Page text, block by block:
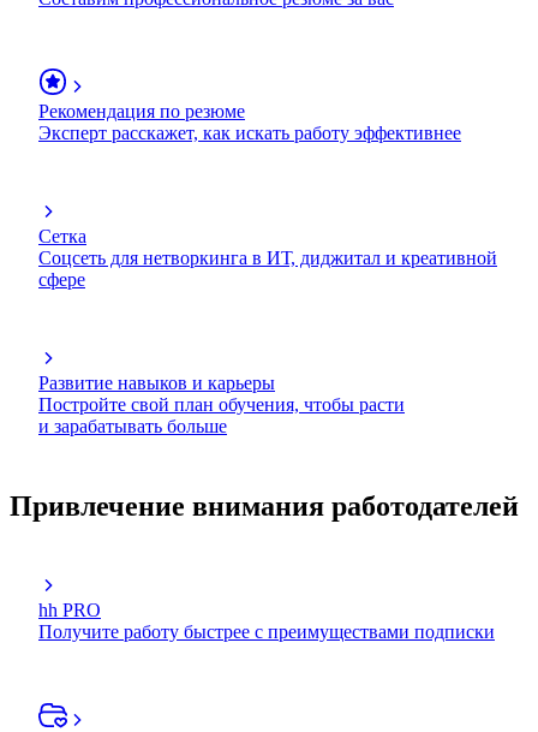
Рекомендация по резюме
Эксперт расскажет, как искать работу эффективнее
Сетка
Соцсеть для нетворкинга в ИТ, диджитал и креативной
сфере
Развитие навыков и карьеры
Постройте свой план обучения, чтобы расти
и зарабатывать больше
Привлечение внимания работодателей
hh PRO
Получите работу быстрее с преимуществами подписки